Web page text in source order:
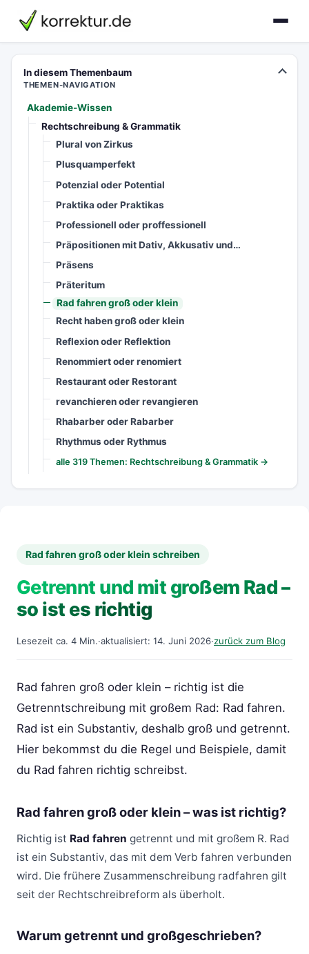
korrektur.de
In diesem Themenbaum
THEMEN-NAVIGATION
Akademie-Wissen
Rechtschreibung & Grammatik
Plural von Zirkus
Plusquamperfekt
Potenzial oder Potential
Praktika oder Praktikas
Professionell oder proffessionell
Präpositionen mit Dativ, Akkusativ und…
Präsens
Präteritum
Rad fahren groß oder klein
Recht haben groß oder klein
Reflexion oder Reflektion
Renommiert oder renomiert
Restaurant oder Restorant
revanchieren oder revangieren
Rhabarber oder Rabarber
Rhythmus oder Rythmus
alle 319 Themen: Rechtschreibung & Grammatik →
Rad fahren groß oder klein schreiben
Getrennt und mit großem Rad –
so ist es richtig
Lesezeit ca. 4 Min.·aktualisiert: 14. Juni 2026·zurück zum Blog
Rad fahren groß oder klein – richtig ist die
Getrenntschreibung mit großem Rad: Rad fahren.
Rad ist ein Substantiv, deshalb groß und getrennt.
Hier bekommst du die Regel und Beispiele, damit
du Rad fahren richtig schreibst.
Rad fahren groß oder klein – was ist richtig?
Richtig ist Rad fahren getrennt und mit großem R. Rad
ist ein Substantiv, das mit dem Verb fahren verbunden
wird. Die frühere Zusammenschreibung radfahren gilt
seit der Rechtschreibreform als überholt.
Warum getrennt und großgeschrieben?